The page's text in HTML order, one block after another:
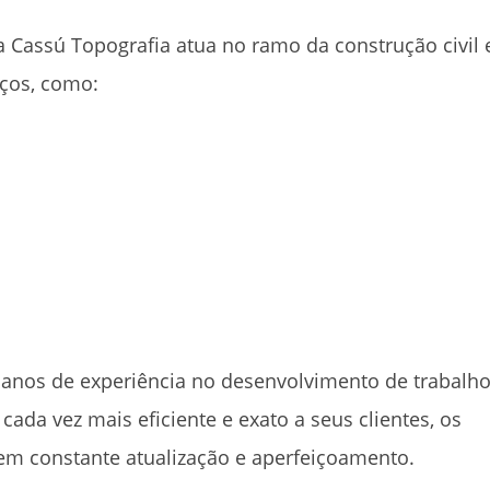
Cassú Topografia atua no ramo da construção civil
como:
de experiência no desenvolvimento de
vez mais eficiente e exato a seus clientes, os
constante atualização e aperfeiçoamento.